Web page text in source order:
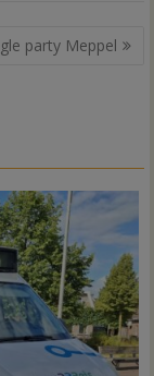
party Meppel